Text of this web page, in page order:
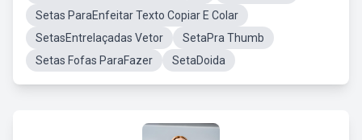
Setas ParaEnfeitar Texto Copiar E Colar
SetasEntrelaçadas Vetor
SetaPra Thumb
Setas Fofas ParaFazer
SetaDoida